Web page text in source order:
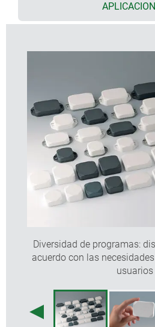
Parte superior plana o alta
del usuario.
conexiones fáciles y
Resistente gracias a su
junta de ranura y lengüeta
El alto grado de protección
accesorio) brinda
hostiles.
Material ignífugo ASA+PC
blanco tráfico y gris
NOVEDAD
: caja con bridas
dos colores: blanco tráfico
Soportes de fijación para
la parte superior e inferior;
Caja ensamblada con
Torx.
Diversidad de programas:
acuerdo con las
usuarios